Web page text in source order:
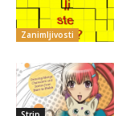
Zanimljivosti